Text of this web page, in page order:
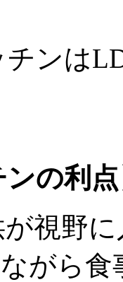
チンは
の利点
視野に
がら食